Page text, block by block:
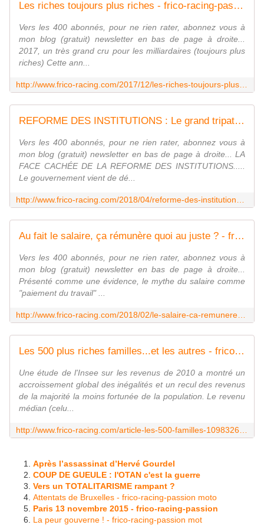
Les riches toujours plus riches - frico-racing-passion moto
Vers les 400 abonnés, pour ne rien rater, abonnez vous à
mon blog (gratuit) newsletter en bas de page à droite...
2017, un très grand cru pour les milliardaires (toujours plus
riches) Cette ann...
REFORME DES INSTITUTIONS : Le grand tripatouillage ! - frico-racing-passion moto
Vers les 400 abonnés, pour ne rien rater, abonnez vous à
mon blog (gratuit) newsletter en bas de page à droite... LA
FACE CACHÉE DE LA REFORME DES INSTITUTIONS.....
Le gouvernement vient de dé...
Au fait le salaire, ça rémunère quoi au juste ? - frico-racing-passion moto
Vers les 400 abonnés, pour ne rien rater, abonnez vous à
mon blog (gratuit) newsletter en bas de page à droite...
Présenté comme une évidence, le mythe du salaire comme
"paiement du travail" ...
Les 500 plus riches familles...et les autres - frico-racing-passion moto
Une étude de l'Insee sur les revenus de 2010 a montré un
accroissement global des inégalités et un recul des revenus
de la majorité la moins fortunée de la population. Le revenu
médian (celu...
Après l’assassinat d’Hervé Gourdel
COUP DE GUEULE : l'OTAN c'est la guerre
Vers un TOTALITARISME rampant ?
Attentats de Bruxelles - frico-racing-passion moto
Paris 13 novembre 2015 - frico-racing-passion
La peur gouverne ! - frico-racing-passion mot